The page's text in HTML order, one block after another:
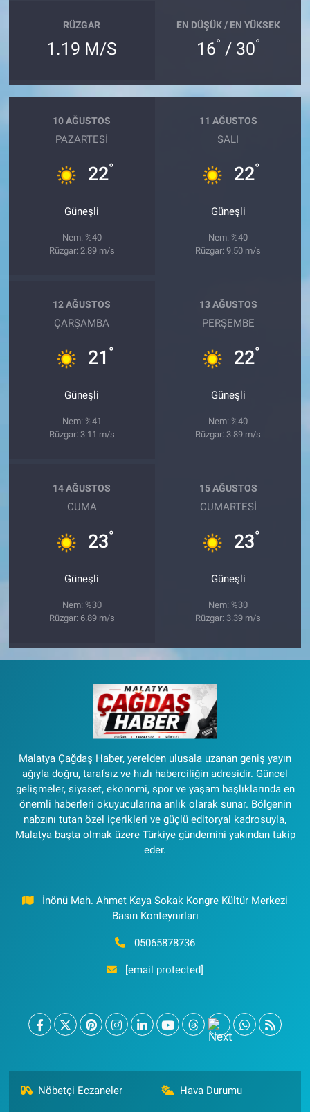
RÜZGAR
1.19 M/S
EN DÜŞÜK / EN YÜKSEK
16° / 30°
10 AĞUSTOS
PAZARTESI
22°
Güneşli
Nem: %40
Rüzgar: 2.89 m/s
11 AĞUSTOS
SALI
22°
Güneşli
Nem: %40
Rüzgar: 9.50 m/s
12 AĞUSTOS
ÇARŞAMBA
21 °
Güneşli
Nem: %41
Rüzgar: 3.11 m/s
13 AĞUSTOS
PERŞEMBE
22°
Güneşli
Nem: %40
Rüzgar: 3.89 m/s
14 AĞUSTOS
CUMA
23°
Güneşli
Nem: %30
Rüzgar: 6.89 m/s
15 AĞUSTOS
CUMARTESI
23°
Güneşli
Nem: %30
Rüzgar: 3.39 m/s
Malatya Çağdaş Haber, yerelden ulusala uzanan geniş yayın
ağıyla doğru, tarafsız ve hızlı haberciliğin adresidir. Güncel
gelişmeler, siyaset, ekonomi, spor ve yaşam başlıklarında en
önemli haberleri okuyucularına anlık olarak sunar. Bölgenin
nabzını tutan özel içerikleri ve güçlü editoryal kadrosuyla,
Malatya başta olmak üzere Türkiye gündemini yakından takip
eder.
İnönü Mah. Ahmet Kaya Sokak Kongre Kültür Merkezi
Basın Konteynırları
05065878736
[email protected]
Nöbetçi Eczaneler Hava Durumu